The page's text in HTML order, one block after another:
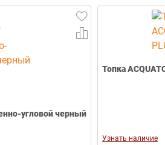
угловой черный
Топка
Узнать наличие